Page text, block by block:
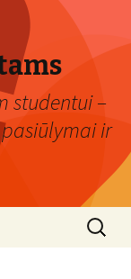
studentui –
ir
Ieškoti: